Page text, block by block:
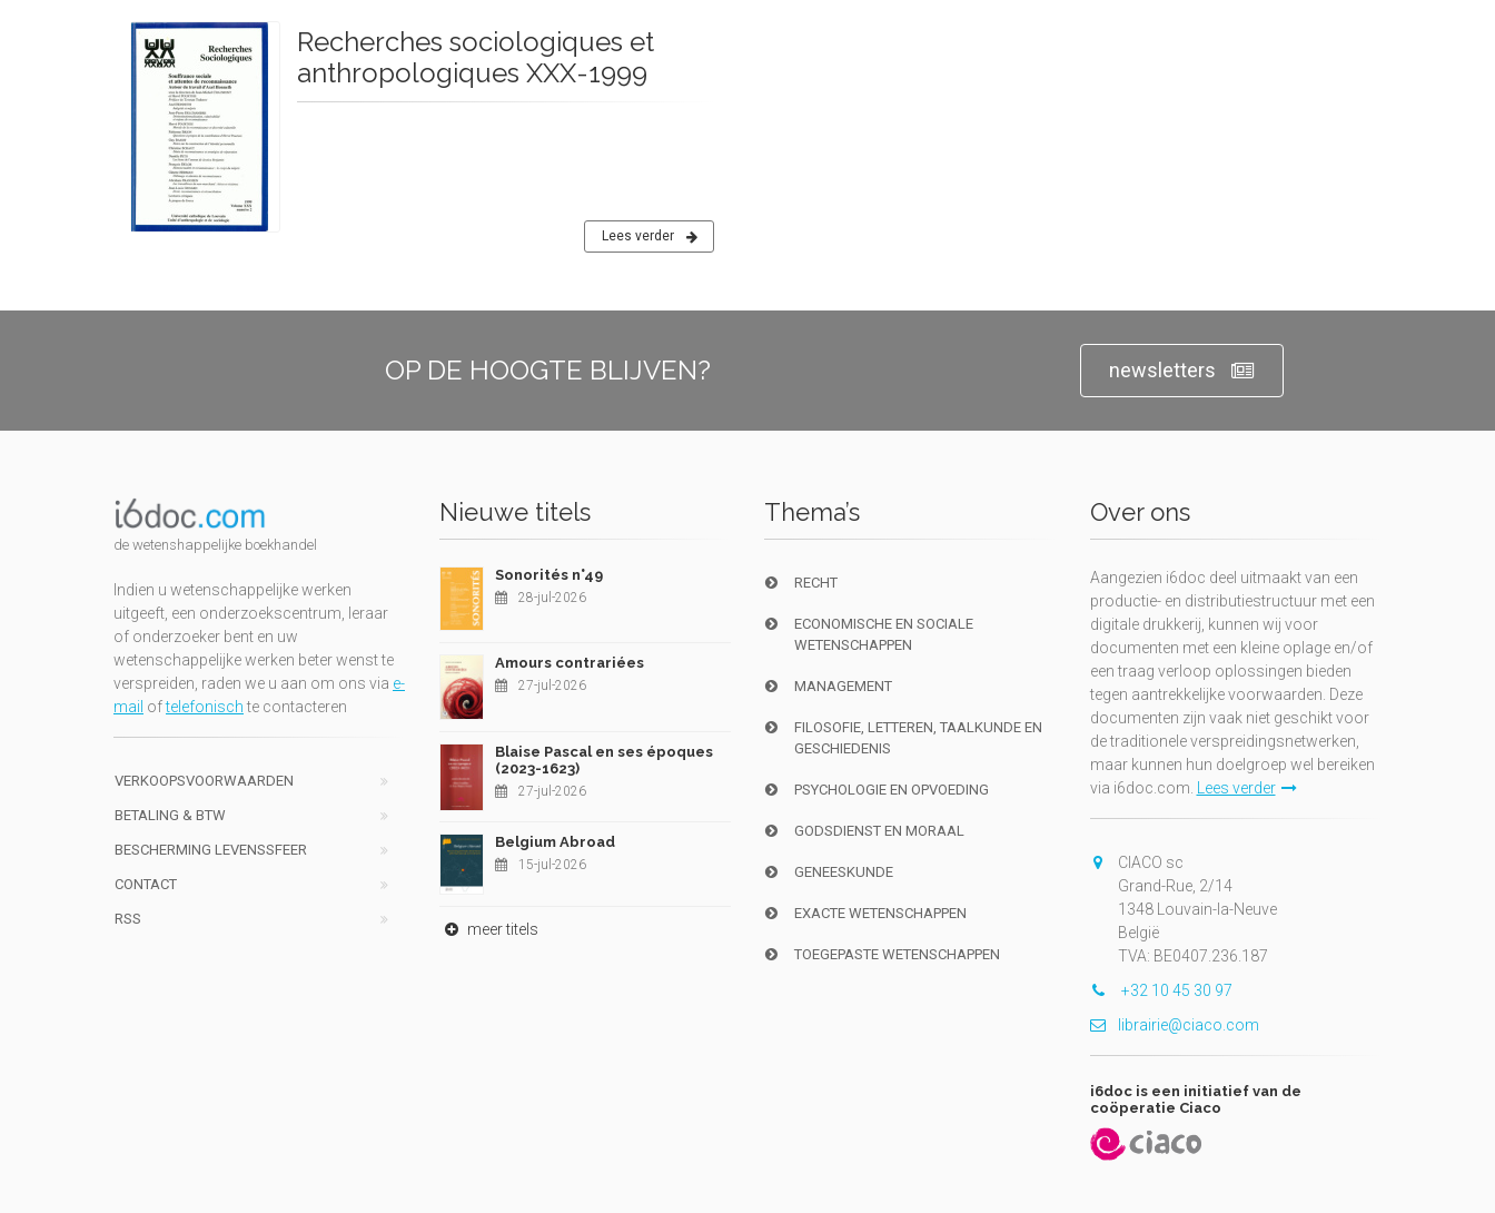
Recherches sociologiques et
anthropologiques XXX-1999
Lees verder
OP DE HOOGTE BLIJVEN? newsletters
de wetenshappelijke boekhandel
Indien u wetenschappelijke werken
uitgeeft, een onderzoekscentrum, leraar
of onderzoeker bent en uw
wetenschappelijke werken beter wenst te
verspreiden, raden we u aan om ons via e-
mail oftelefonischte contacteren
VERKOOPSVOORWAARDEN
BETALING & BTW
BESCHERMING LEVENSSFEER
CONTACT
RSS
Nieuwe titels
Sonorités n°49
28-jul-2026
Amours contrariées
27-jul-2026
Blaise Pascal en ses époques
(2023-1623)
27-jul-2026
Belgium Abroad
15-jul-2026
meer titels
Thema’s
RECHT
ECONOMISCHE EN SOCIALE
WETENSCHAPPEN
MANAGEMENT
FILOSOFIE, LETTEREN, TAALKUNDE EN
GESCHIEDENIS
PSYCHOLOGIE EN OPVOEDING
GODSDIENST EN MORAAL
GENEESKUNDE
EXACTE WETENSCHAPPEN
TOEGEPASTE WETENSCHAPPEN
Over ons
Aangezien i6doc deel uitmaakt van een
productie- en distributiestructuur met een
digitale drukkerij, kunnen wij voor
documenten met een kleine oplage en/of
een traag verloop oplossingen bieden
tegen aantrekkelijke voorwaarden. Deze
documenten zijn vaak niet geschikt voor
de traditionele verspreidingsnetwerken,
maar kunnen hun doelgroep wel bereiken
via i6doc.com. Lees verder
CIACO sc
Grand-Rue, 2/14
1348 Louvain-la-Neuve
België
TVA: BE0407.236.187
+32 10 45 30 97
librairie@ciaco.com
i6doc is een initiatief van de
coöperatie Ciaco